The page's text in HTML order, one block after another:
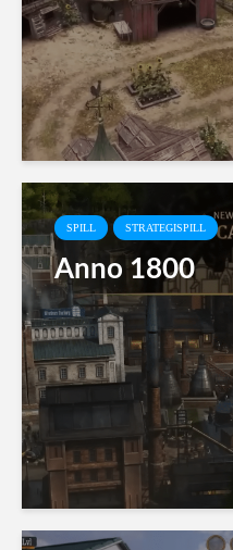
SPILL STRATEGISPILL
Anno 1800